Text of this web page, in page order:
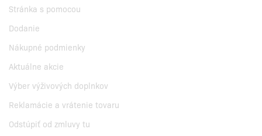
Stránka s pomocou
Dodanie
Nákupné podmienky
Aktuálne akcie
Výber výživových doplnkov
Reklamácie a vrátenie tovaru
Odstúpiť od zmluvy tu